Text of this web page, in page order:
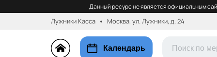
Данный ресурс не является официальным
Лужники Касса Москва, ул. Лужники, д. 24
Календарь